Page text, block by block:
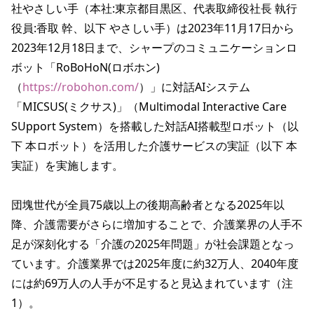
社やさしい手（本社:東京都目黒区、代表取締役社長 執行
役員:香取 幹、以下 やさしい手）は2023年11月17日から
2023年12月18日まで、シャープのコミュニケーションロ
ボット「RoBoHoN(ロボホン)
（https://robohon.com/）」に対話AIシステム
「MICSUS(ミクサス)」（Multimodal Interactive Care
SUpport System）を搭載した対話AI搭載型ロボット（以
下 本ロボット）を活用した介護サービスの実証（以下 本
実証）を実施します。
団塊世代が全員75歳以上の後期高齢者となる2025年以
降、介護需要がさらに増加することで、介護業界の人手不
足が深刻化する「介護の2025年問題」が社会課題となっ
ています。介護業界では2025年度に約32万人、2040年度
には約69万人の人手が不足すると見込まれています（注
1）。